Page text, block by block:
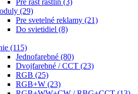
Pre rast rastlín (3)
(29)
Pre svetelné reklamy (21)
Do svietidiel (8)
(115)
Jednofarebné (80)
Dvojfarebné / CCT (23)
RGB (25)
RGB+W (23)